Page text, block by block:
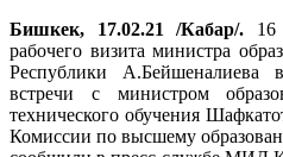
Бишкек, 17.02.21 /Кабар/.
рабочего визита министра
Республики А.Бейшеналиева
встречи с министром
технического обучения
Комиссии по высшему